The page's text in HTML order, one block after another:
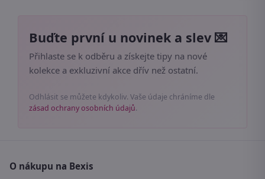
Buďte první u novinek a slev 💌
Přihlaste se k odběru a získejte tipy na nové
kolekce a exkluzivní akce dřív než ostatní.
Odhlásit se můžete kdykoliv. Vaše údaje chráníme dle
zásad ochrany osobních údajů.
O nákupu na Bexis